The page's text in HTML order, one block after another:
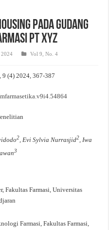
Pada Gudang
PT XYZ
2024
Vol 9, No. 4
9 (4) 2024, 367-387
2,Evi Sylvia Nurrasjid2, Iwa
3
Fakultas Farmasi, Universitas
Farmasi, Fakultas Farmasi,